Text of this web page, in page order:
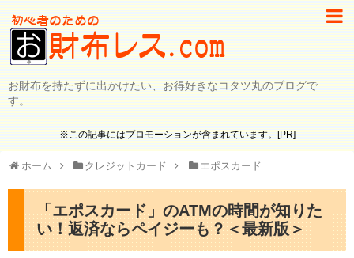
お財布を持たずに出かけたい、お得好きなコタツ丸のブログで
す。
※この記事にはプロモーションが含まれています。[PR]
ホーム クレジットカード エポスカード
「エポスカード」のATMの時間が知りた
い！返済ならペイジーも？＜最新版＞